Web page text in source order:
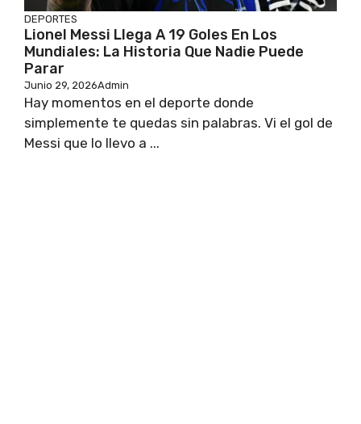
DEPORTES
Lionel Messi Llega A 19 Goles En Los
Mundiales: La Historia Que Nadie Puede
Parar
Junio 29, 2026Admin
Hay momentos en el deporte donde
simplemente te quedas sin palabras. Vi el gol de
Messi que lo llevo a ...